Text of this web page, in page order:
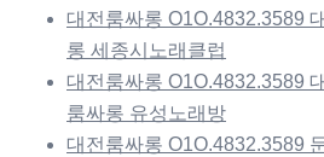
대전룸싸롱 O1O.4832.3589
롱 세종시노래클럽
대전룸싸롱 O1O.4832.3589
룸싸롱 유성노래방
대전룸싸롱 O1O.4832.3589